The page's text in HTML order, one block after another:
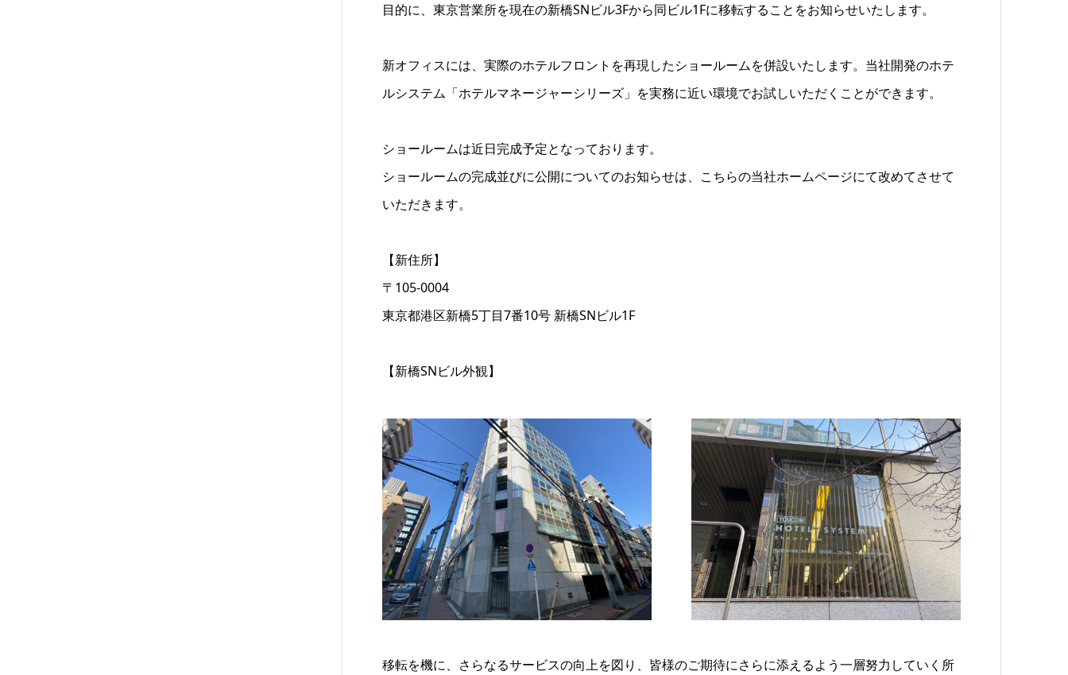
目的に、東京営業所を現在の新橋SNビル3Fから同ビル1Fに移転することをお知らせいたします。
新オフィスには、実際のホテルフロントを再現したショールームを併設いたします。当社開発のホテ
ルシステム「ホテルマネージャーシリーズ」を実務に近い環境でお試しいただくことができます。
ショールームは近日完成予定となっております。
ショールームの完成並びに公開についてのお知らせは、こちらの当社ホームページにて改めてさせて
いただきます。
【新住所】
〒105-0004
東京都港区新橋5丁目7番10号 新橋SNビル1F
【新橋SNビル外観】
移転を機に、さらなるサービスの向上を図り、皆様のご期待にさらに添えるよう一層努力していく所